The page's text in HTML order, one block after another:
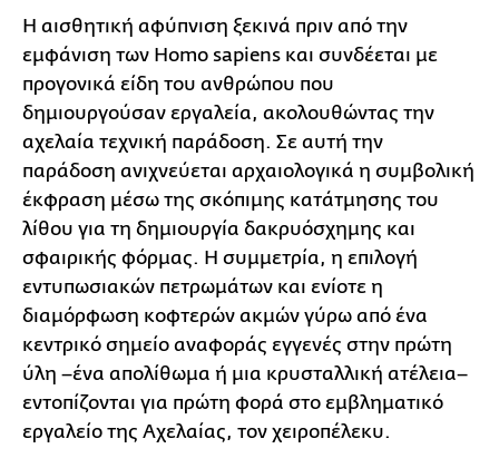
Η αισθητική αφύπνιση ξεκινά πριν από την
εμφάνιση των Homo sapiens και συνδέεται με
προγονικά είδη του ανθρώπου που
δημιουργούσαν εργαλεία, ακολουθώντας την
αχελαία τεχνική παράδοση. Σε αυτή την
παράδοση ανιχνεύεται αρχαιολογικά η συμβολική
έκφραση μέσω της σκόπιμης κατάτμησης του
λίθου για τη δημιουργία δακρυόσχημης και
σφαιρικής φόρμας. Η συμμετρία, η επιλογή
εντυπωσιακών πετρωμάτων και ενίοτε η
διαμόρφωση κοφτερών ακμών γύρω από ένα
κεντρικό σημείο αναφοράς εγγενές στην πρώτη
ύλη –ένα απολίθωμα ή μια κρυσταλλική ατέλεια–
εντοπίζονται για πρώτη φορά στο εμβληματικό
εργαλείο της Αχελαίας, τον χειροπέλεκυ.